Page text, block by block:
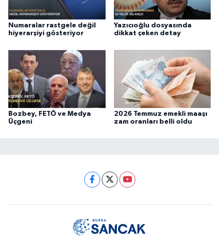
Numaralar rastgele değil
hiyerarşiyi gösteriyor
Yazıcıoğlu dosyasında
dikkat çeken detay
Bozbey, FETÖ ve Medya
Üçgeni
2026 Temmuz emekli maaşı
zam oranları belli oldu